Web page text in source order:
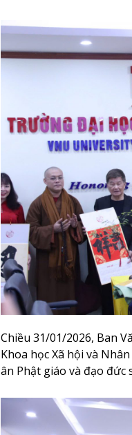
Chiều 31/01/2026, Ban
Khoa học Xã hội và
ân Phật giáo và đạo đức